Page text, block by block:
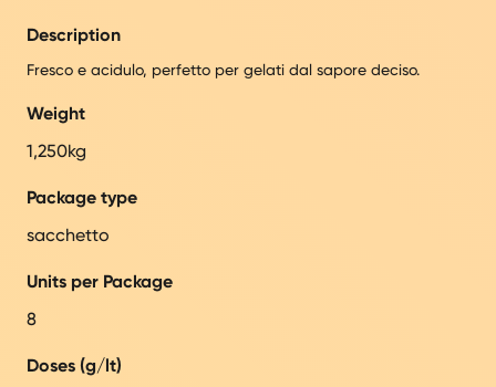
Description
Fresco e acidulo, perfetto per gelati dal sapore deciso.
Weight
1,250kg
Package type
sacchetto
Units per Package
8
Doses (g/lt)